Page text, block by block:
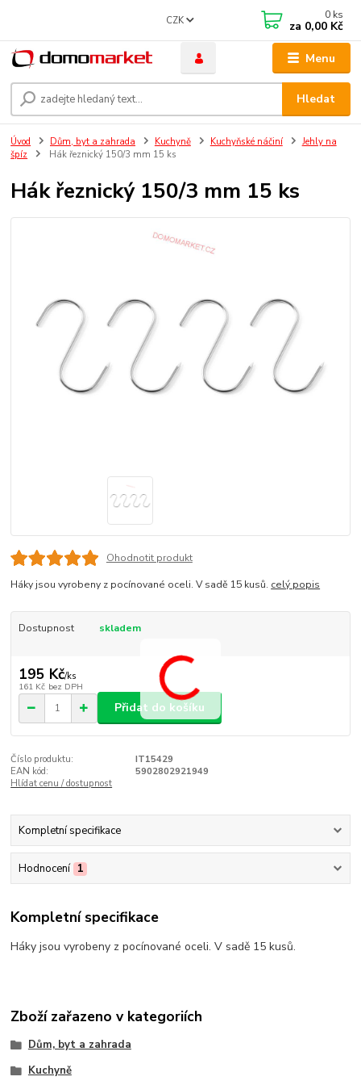
Menu
CZK
Hledat
0 ks
za 0,00 Kč
Úvod Dům, byt a zahrada Kuchyně Kuchyňské náčiní
Jehly na
špíz
Hák řeznický 150/3 mm 15 ks
Hák řeznický 150/3 mm 15 ks
Ohodnotit produkt
Háky jsou vyrobeny z pocínované oceli. V sadě 15 kusů. celý popis
Dostupnost skladem
195 Kč/ks
161 Kč bez DPH
Přidat do košíku
Číslo produktu:
IT15429
EAN kód:
5902802921949
Hlídat cenu / dostupnost
Kompletní specifikace
Hodnocení 1
Kompletní specifikace
Háky jsou vyrobeny z pocínované oceli. V sadě 15 kusů.
Zboží zařazeno v kategoriích
Dům, byt a zahrada
Kuchyně